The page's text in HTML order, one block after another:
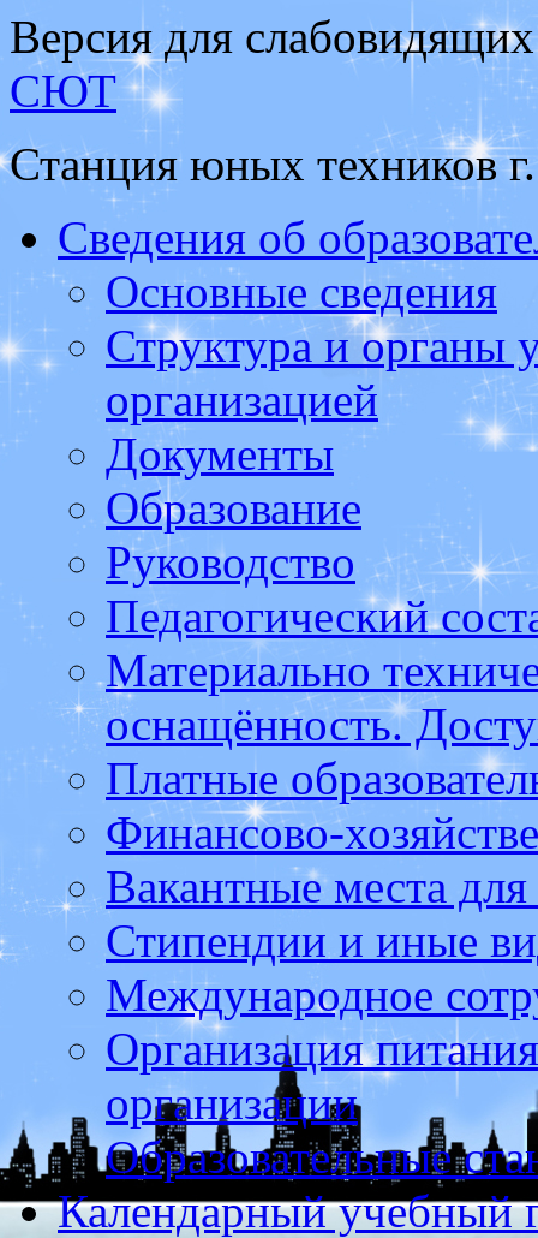
Версия для слабовидящих
СЮТ
Станция юных техников
Сведения об
Основные сведения
Структура и органы
организацией
Документы
Образование
Руководство
Педагогический
Материально
оснащённость.
Платные
Финансово-
Вакантные места
Стипендии и иные
Международное
Организация
организации
Образовательные
Календарный учебный